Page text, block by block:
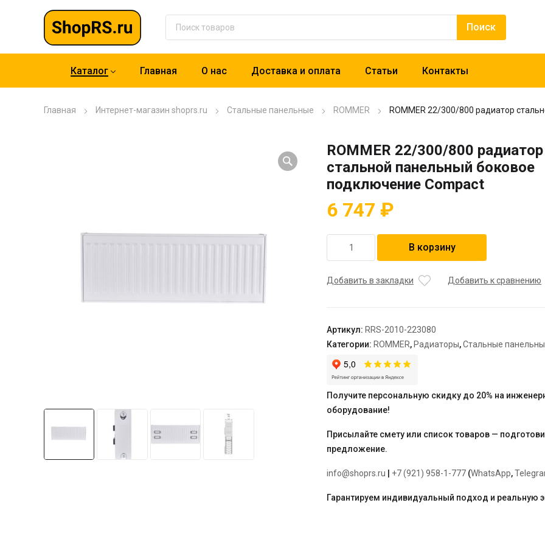
Каталог Главная О нас Доставка и оплата Статьи Контакты
Главная Интернет-магазин shoprs.ru Стальные панельные ROMMER ROMMER 22/300/800 радиатор
ROMMER 22/300/800 радиатор
стальной панельный боковое
подключение Compact
6 747 ₽
товара
22/300/800
боковое
подключение
Compact
В корзину
Добавить в закладки Добавить к сравнению
Артикул: RRS-2010-223080
Категории: ROMMER, Радиаторы,Стальные
Получите персональную скидку до 20% на
оборудование!
Присылайте смету или список товаров —
предложение.
info@shoprs.ru +7 (921) 958-1-777 (WhatsApp,
Гарантируем индивидуальный подход и реальную